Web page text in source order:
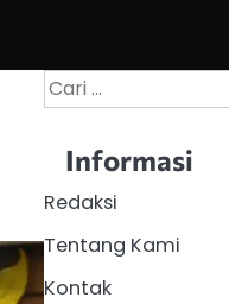
Cari
untuk:
Informasi
Redaksi
Tentang Kami
Kontak